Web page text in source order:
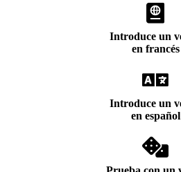
Introduce un
en francés
Introduce un
en español